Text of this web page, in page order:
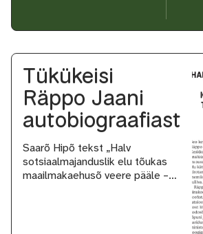
Tükükeisi
Räppo Jaani
autobiograafiast
Saarõ Hipõ tekst „Halv
sotsiaalmajanduslik elu tõukas
maailmakaehusõ veere pääle –…